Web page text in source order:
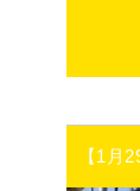
【1月